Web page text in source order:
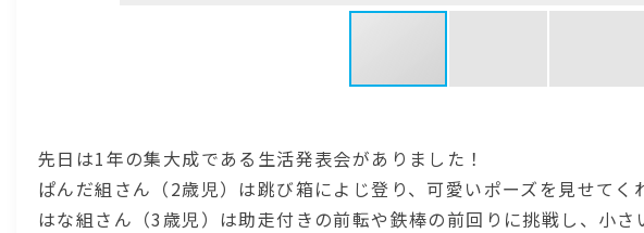
先日は1年の集大成である生活発表会がありました！
ぱんだ組さん（2歳児）は跳び箱によじ登り、可愛いポーズを見せてく
はな組さん（3歳児）は助走付きの前転や鉄棒の前回りに挑戦し、小